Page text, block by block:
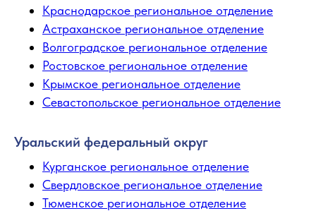
Краснодарское региональное отделение
Астраханское региональное отделение
Волгоградское региональное отделение
Ростовское региональное отделение
Крымское региональное отделение
Севастопольское региональное отделение
Уральский федеральный округ
Курганское региональное отделение
Свердловское региональное отделение
Тюменское региональное отделение